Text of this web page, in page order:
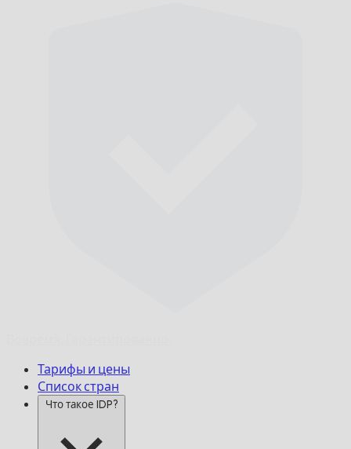
Тарифы и цены
Список стран
Что такое IDP?